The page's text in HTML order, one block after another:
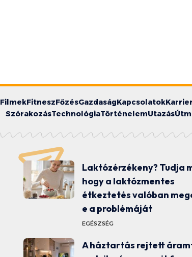
FilmekFitneszFőzésGazdaságKapcsolatokKarrier
SzórakozásTechnológiaTörténelemUtazás
Laktózérzékeny? Tudja
hogy a laktózmentes
étkeztetés valóban
e a problémáját
EGÉSZSÉG
A háztartás rejtett